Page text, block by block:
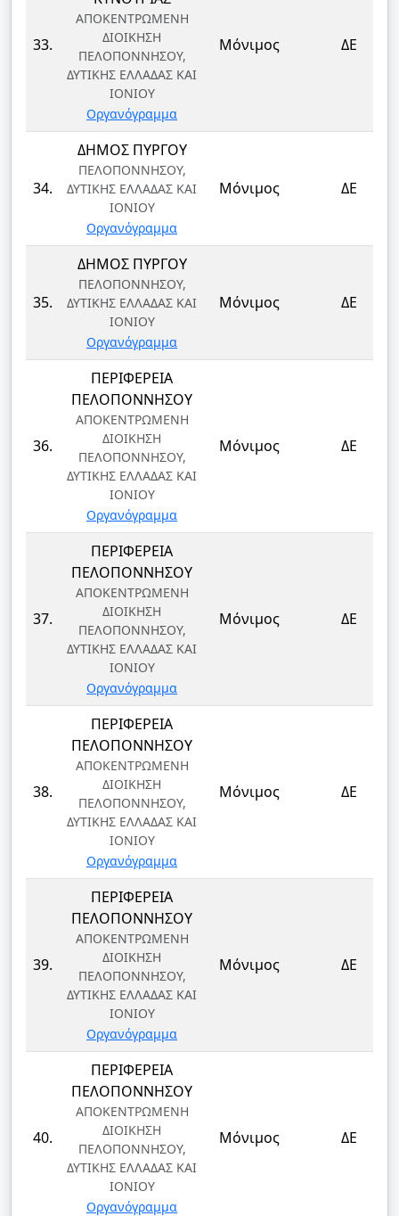
33.
ΑΠΟΚΕΝΤΡΩΜΕΝΗ
ΔΙΟΙΚΗΣΗ
ΠΕΛΟΠΟΝΝΗΣΟΥ,
ΔΥΤΙΚΗΣ ΕΛΛΑΔΑΣ ΚΑΙ
ΙΟΝΙΟΥ
Οργανόγραμμα
Μόνιμος ΔΕ
34.
ΔΗΜΟΣ ΠΥΡΓΟΥ
ΠΕΛΟΠΟΝΝΗΣΟΥ,
ΔΥΤΙΚΗΣ ΕΛΛΑΔΑΣ ΚΑΙ
ΙΟΝΙΟΥ
Οργανόγραμμα
Μόνιμος ΔΕ
35.
ΔΗΜΟΣ ΠΥΡΓΟΥ
ΠΕΛΟΠΟΝΝΗΣΟΥ,
ΔΥΤΙΚΗΣ ΕΛΛΑΔΑΣ ΚΑΙ
ΙΟΝΙΟΥ
Οργανόγραμμα
Μόνιμος ΔΕ
36.
ΠΕΡΙΦΕΡΕΙΑ
ΠΕΛΟΠΟΝΝΗΣΟΥ
ΑΠΟΚΕΝΤΡΩΜΕΝΗ
ΔΙΟΙΚΗΣΗ
ΠΕΛΟΠΟΝΝΗΣΟΥ,
ΔΥΤΙΚΗΣ ΕΛΛΑΔΑΣ ΚΑΙ
ΙΟΝΙΟΥ
Οργανόγραμμα
Μόνιμος ΔΕ
37.
ΠΕΡΙΦΕΡΕΙΑ
ΠΕΛΟΠΟΝΝΗΣΟΥ
ΑΠΟΚΕΝΤΡΩΜΕΝΗ
ΔΙΟΙΚΗΣΗ
ΠΕΛΟΠΟΝΝΗΣΟΥ,
ΔΥΤΙΚΗΣ ΕΛΛΑΔΑΣ ΚΑΙ
ΙΟΝΙΟΥ
Οργανόγραμμα
Μόνιμος ΔΕ
38.
ΠΕΡΙΦΕΡΕΙΑ
ΠΕΛΟΠΟΝΝΗΣΟΥ
ΑΠΟΚΕΝΤΡΩΜΕΝΗ
ΔΙΟΙΚΗΣΗ
ΠΕΛΟΠΟΝΝΗΣΟΥ,
ΔΥΤΙΚΗΣ ΕΛΛΑΔΑΣ ΚΑΙ
ΙΟΝΙΟΥ
Οργανόγραμμα
Μόνιμος ΔΕ
39.
ΠΕΡΙΦΕΡΕΙΑ
ΠΕΛΟΠΟΝΝΗΣΟΥ
ΑΠΟΚΕΝΤΡΩΜΕΝΗ
ΔΙΟΙΚΗΣΗ
ΠΕΛΟΠΟΝΝΗΣΟΥ,
ΔΥΤΙΚΗΣ ΕΛΛΑΔΑΣ ΚΑΙ
ΙΟΝΙΟΥ
Οργανόγραμμα
Μόνιμος ΔΕ
40.
ΠΕΡΙΦΕΡΕΙΑ
ΠΕΛΟΠΟΝΝΗΣΟΥ
ΑΠΟΚΕΝΤΡΩΜΕΝΗ
ΔΙΟΙΚΗΣΗ
ΠΕΛΟΠΟΝΝΗΣΟΥ,
ΔΥΤΙΚΗΣ ΕΛΛΑΔΑΣ ΚΑΙ
ΙΟΝΙΟΥ
Οργανόγραμμα
Μόνιμος ΔΕ